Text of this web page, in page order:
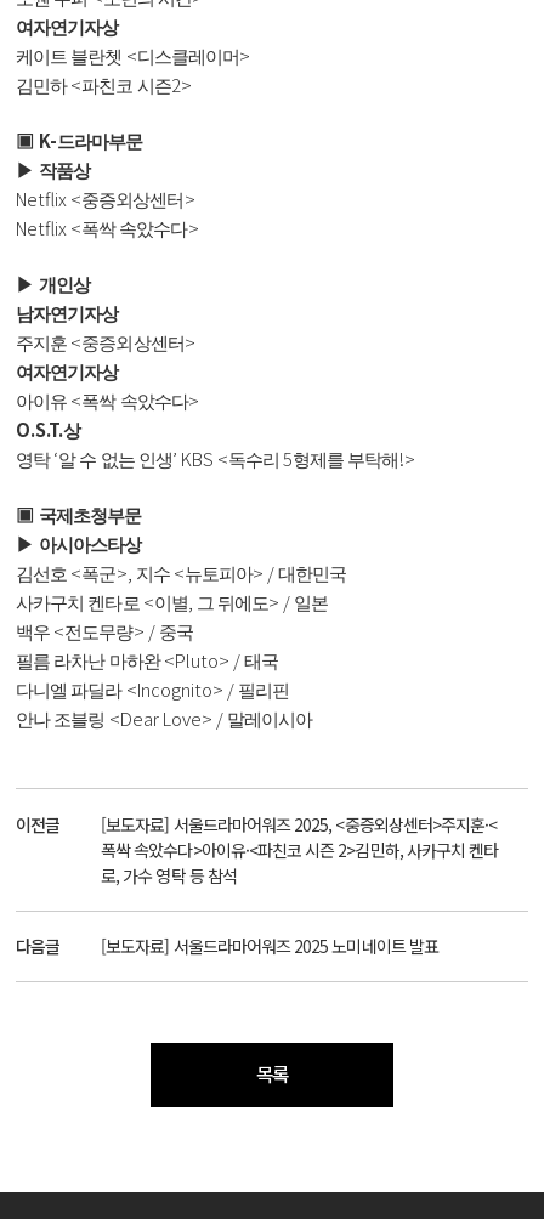
여자연기자상
케이트 블란쳇 <디스클레이머>
김민하<파친코 시즌2>
▣ K-드라마부문
▶ 작품상
Netflix <중증외상센터 >
Netflix <폭싹 속았수다>
▶개인상
남자연기자상
주지훈 <중증외상센터>
여자연기자상
아이유 <폭싹 속았수다>
O.S.T.상
영탁‘알 수 없는 인생’ KBS <독수리5형제를 부탁해 !>
▣ 국제초청부문
▶ 아시아스타상
김선호 <폭군>, 지수 <뉴토피아> /대한민국
사카구치 켄타로 <이별 그 뒤에도> / 일본
백우 <전도무량> / 중국
필름 라차난 마하완<Pluto> /태국
다니엘 파딜라 <Incognito> / 필리핀
안나 조블링 <Dear Love> / 말레이시아
이전글
[보도자료] 서울드라마어워즈 2025, <중증외상센터>주지훈·<
폭싹 속았수다>아이유·<파친코 시즌 2>김민하, 사카구치 켄타
로, 가수 영탁 등 참석
다음글 [보도자료] 서울드라마어워즈 2025 노미네이트 발표
목록